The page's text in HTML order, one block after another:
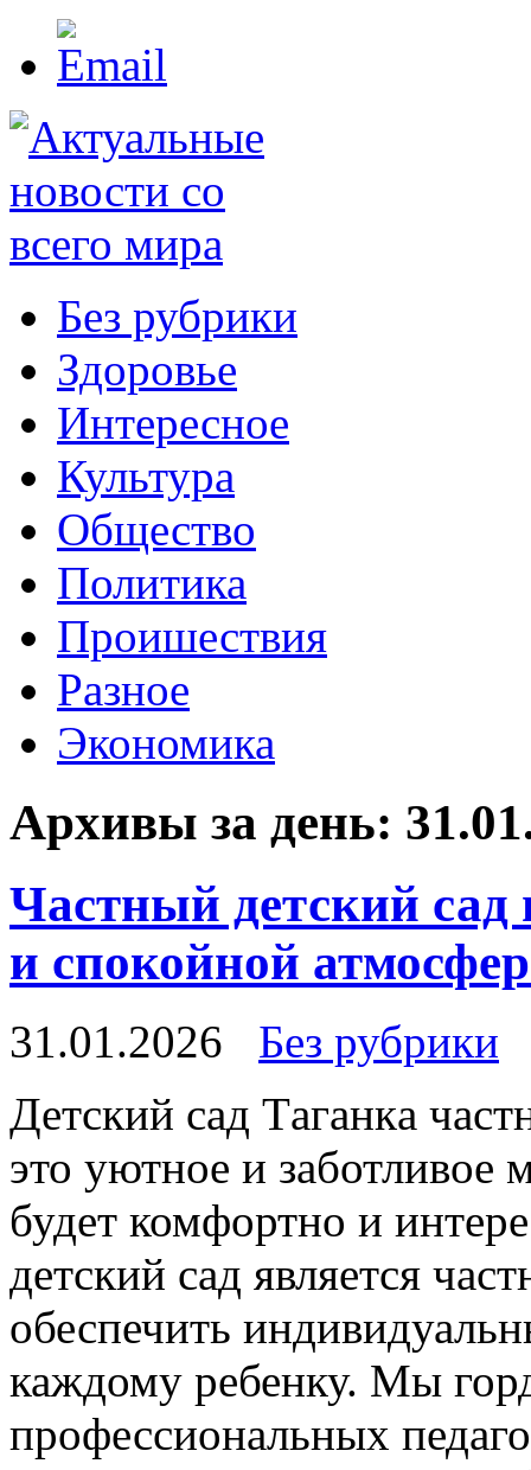
Без рубрики
Здоровье
Интересное
Культура
Общество
Политика
Проишествия
Разное
Экономика
Архивы за день:
Частный детский сад
и спокойной
31.01.2026
Без рубрики
Дeтский сaд Тaгaнкa
это уютное и
будет комфортно и
детский сад является
обеспечить
каждому ребенку. Мы
профессиональных